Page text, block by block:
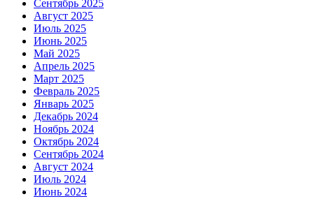
Сентябрь 2025
Август 2025
Июль 2025
Июнь 2025
Май 2025
Апрель 2025
Март 2025
Февраль 2025
Январь 2025
Декабрь 2024
Ноябрь 2024
Октябрь 2024
Сентябрь 2024
Август 2024
Июль 2024
Июнь 2024